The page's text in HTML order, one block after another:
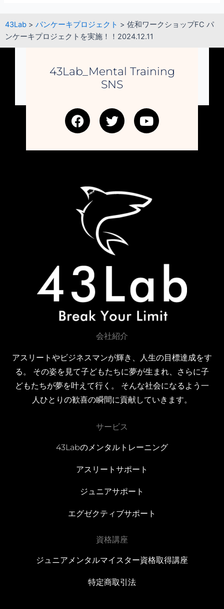
43Lab > パンケーキプロジェクト > 佐和ワークショップFC パ
ンケーキプロジェクトを実施！！2024.12.11
43Lab_Mental Training
SNS
F
a
e
o
T
w
t
r
Y
o
t
会社紹介
アスリートやビジネスマンが輝き、人生の目標達成をす
る。 その姿を見て子どもたちに夢が生まれ、さらに子
どもたちが夢を叶えて行く。 そんな社会になるよう一
人ひとりの歓喜の瞬間に貢献していきます。
サービス
43Labのメンタルトレーニング
アスリートサポート
ジュニアサポート
エグゼクティブサポート
資格講座
ジュニアメンタルマイスター資格取得講座
特定商取引法